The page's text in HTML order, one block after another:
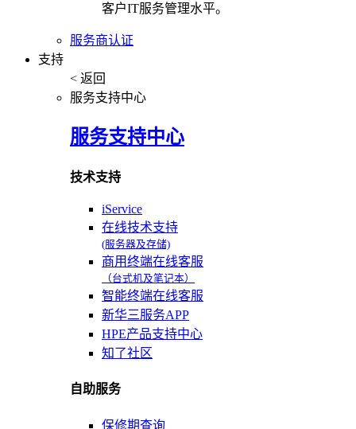
客户IT服务管理水平。
服务商认证
支持
< 返回
服务支持中心
服务支持中心
技术支持
iService
在线技术支持
(服务器及存储)
商用终端在线客服
（台式机及笔记本）
智能终端在线客服
新华三服务APP
HPE产品支持中心
知了社区
自助服务
保修期查询